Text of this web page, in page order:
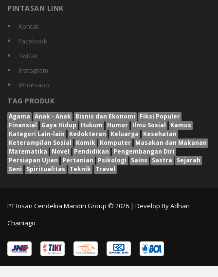
PINTASAN LINK
Kontak
Facebook
Twitter
Instagram
Whatsapp
TAG PRODUK
Agama Anak - Anak Bisnis dan Ekonomi
Fiksi Populer
Finansial
Gaya Hidup Hukum Humor Ilmu Sosial
Kamus
Kategori Lain-lain
Kedokteran Keluarga
Kesehatan
Keterampilan Sosial
Komik Komputer Masakan dan Makanan
Matematika
Novel Pendidikan
Pengembangan Diri
Persiapan Ujian
Pertanian Psikologi Sains Sastra
Sejarah
Seni
Spiritualitas Teknik Travel
PT Insan Cendekia Mandiri Group © 2026 | Develop ByAdhan
Chaniago